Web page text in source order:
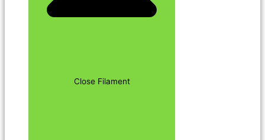
Close Filament